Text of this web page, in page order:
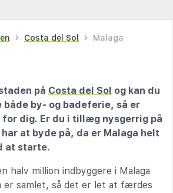
Costa del Sol Malaga
på Costa del Sol og kan du
både by- og badeferie, så er
dig. Er du i tillæg nysgerrig på
at byde på, da er Malaga helt
at starte.
halv million indbyggere i Malaga
er samlet, så det er let at færdes